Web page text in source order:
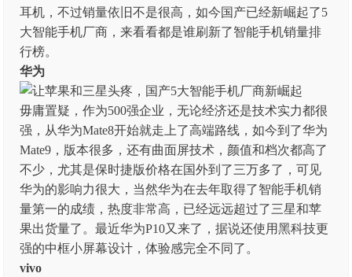
耳机，不过销量依旧不是很高，如今国产已经新崛起了5
大智能手机厂商，来看看都是谁刷新了智能手机销量排
行榜。
华为
毋庸置疑，作为500强企业，无论经济还是技术实力都很
强，从华为Mate8开始就走上了高端路线，如今到了华为
Mate9，版本很多，还有曲面屏技术，颜值和档次都高了
不少，尤其是保时捷版价格在国外到了三万多了，可见
华为的影响力很大，当然华为在去年取得了智能手机销
量第一的成绩，热度非常高，已经远远超过了三星和苹
果出货量了。最近华为P10又来了，据说还使用黑科技更
强的中框小屏幕设计，体验感完全不同了。
vivo